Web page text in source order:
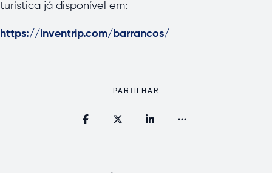
turística já disponível em:
https://inventrip.com/barrancos/
PARTILHAR